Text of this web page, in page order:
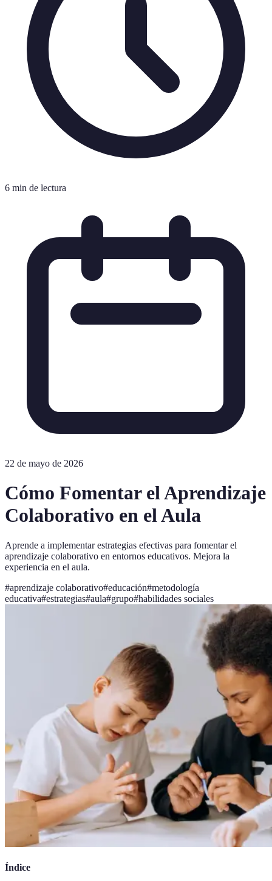
6 min de lectura
22 de mayo de 2026
Cómo Fomentar el Aprendizaje
Colaborativo en el Aula
Aprende a implementar estrategias efectivas para fomentar el
aprendizaje colaborativo en entornos educativos. Mejora la
experiencia en el aula.
#aprendizaje colaborativo#educación#metodología
educativa#estrategias#aula#grupo#habilidades sociales
Índice